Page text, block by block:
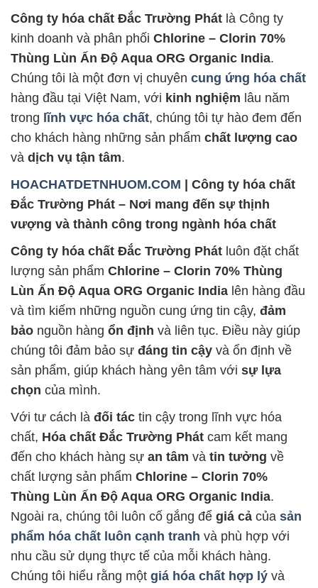
Công ty hóa chất Đắc Trường Phát là Công ty
kinh doanh và phân phối Chlorine – Clorin 70%
Thùng Lùn Ấn Độ Aqua ORG Organic India.
Chúng tôi là một đơn vị chuyên cung ứng hóa chất
hàng đầu tại Việt Nam, với kinh nghiệm lâu năm
trong lĩnh vực hóa chất, chúng tôi tự hào đem đến
cho khách hàng những sản phẩm chất lượng cao
và dịch vụ tận tâm.
HOACHATDETNHUOM.COM | Công ty hóa chất
Đắc Trường Phát – Nơi mang đến sự thịnh
vượng và thành công trong ngành hóa chất
Công ty hóa chất Đắc Trường Phát luôn đặt chất
lượng sản phẩm Chlorine – Clorin 70% Thùng
Lùn Ấn Độ Aqua ORG Organic India lên hàng đầu
và tìm kiếm những nguồn cung ứng tin cậy, đảm
bảo nguồn hàng ổn định và liên tục. Điều này giúp
chúng tôi đảm bảo sự đáng tin cậy và ổn định về
sản phẩm, giúp khách hàng yên tâm với sự lựa
chọn của mình.
Với tư cách là đối tác tin cậy trong lĩnh vực hóa
chất, Hóa chất Đắc Trường Phát cam kết mang
đến cho khách hàng sự an tâm và tin tưởng về
chất lượng sản phẩm Chlorine – Clorin 70%
Thùng Lùn Ấn Độ Aqua ORG Organic India.
Ngoài ra, chúng tôi luôn cố gắng để giá cả của sản
phẩm hóa chất luôn cạnh tranh và phù hợp với
nhu cầu sử dụng thực tế của mỗi khách hàng.
Chúng tôi hiểu rằng một giá hóa chất hợp lý và